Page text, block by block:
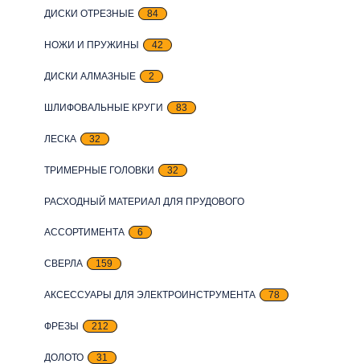
ДИСКИ ОТРЕЗНЫЕ 84
НОЖИ И ПРУЖИНЫ 42
ДИСКИ АЛМАЗНЫЕ 2
ШЛИФОВАЛЬНЫЕ КРУГИ 83
ЛЕСКА 32
ТРИМЕРНЫЕ ГОЛОВКИ 32
РАСХОДНЫЙ МАТЕРИАЛ ДЛЯ ПРУДОВОГО
АССОРТИМЕНТА 6
СВЕРЛА 159
АКСЕССУАРЫ ДЛЯ ЭЛЕКТРОИНСТРУМЕНТА 78
ФРЕЗЫ 212
ДОЛОТО 31